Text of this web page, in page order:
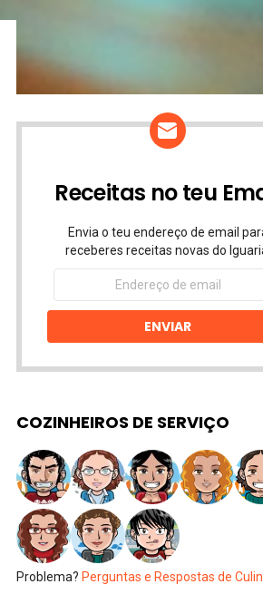
Receitas no teu
Envia o teu endereço de email
receberes receitas novas do
Endereço
email
ENVIAR
COZINHEIROS DE SERVIÇO
Problema? Perguntas e Respostas de